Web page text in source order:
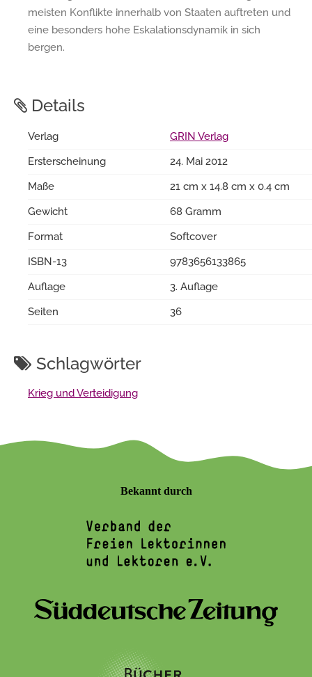
meisten Konflikte innerhalb von Staaten auftreten und
eine besonders hohe Eskalationsdynamik in sich
bergen.
Details
Verlag
GRIN Verlag
Ersterscheinung
24. Mai 2012
Maße
21 cm x 14.8 cm x 0.4 cm
Gewicht
68 Gramm
Format
Softcover
ISBN-13
9783656133865
Auflage
3. Auflage
Seiten
36
Schlagwörter
Krieg und Verteidigung
Bekannt durch